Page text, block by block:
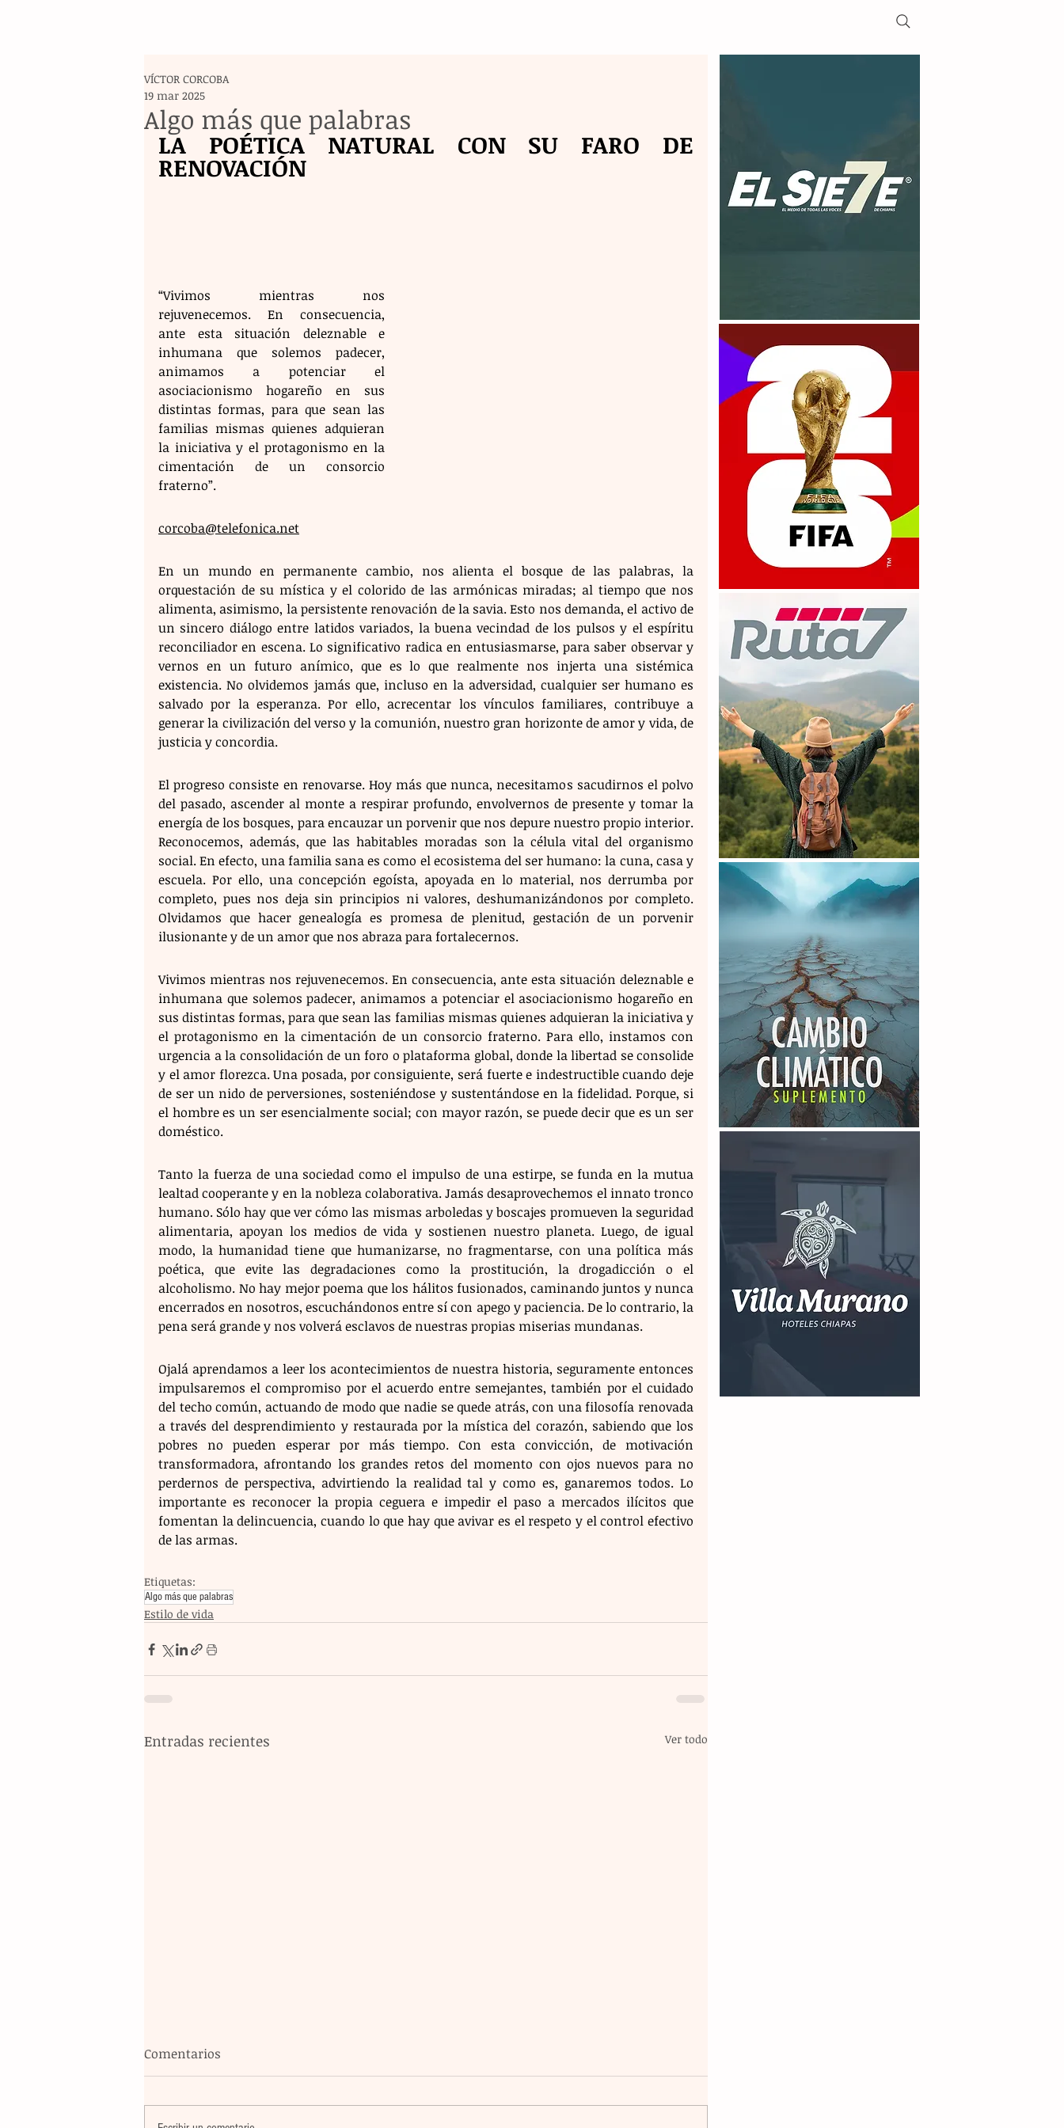
Algo más que palabras
VÍCTOR CORCOBA
19 mar 2025
LA POÉTICA NATURAL CON SU FARO DE
RENOVACIÓN
“Vivimos mientras nos
rejuvenecemos. En consecuencia,
ante esta situación deleznable e
inhumana que solemos padecer,
animamos a potenciar el
asociacionismo hogareño en sus
distintas formas, para que sean las
familias mismas quienes adquieran
la iniciativa y el protagonismo en la
cimentación de un consorcio
fraterno”.
corcoba@telefonica.net
​En un mundo en permanente cambio, nos alienta el bosque de las palabras, la
orquestación de su mística y el colorido de las armónicas miradas; al tiempo que nos
alimenta, asimismo, la persistente renovación de la savia. Esto nos demanda, el activo de
un sincero diálogo entre latidos variados, la buena vecindad de los pulsos y el espíritu
reconciliador en escena. Lo significativo radica en entusiasmarse, para saber observar y
vernos en un futuro anímico, que es lo que realmente nos injerta una sistémica
existencia. No olvidemos jamás que, incluso en la adversidad, cualquier ser humano es
salvado por la esperanza. Por ello, acrecentar los vínculos familiares, contribuye a
generar la civilización del verso y la comunión, nuestro gran horizonte de amor y vida, de
justicia y concordia.
​El progreso consiste en renovarse. Hoy más que nunca, necesitamos sacudirnos el polvo
del pasado, ascender al monte a respirar profundo, envolvernos de presente y tomar la
energía de los bosques, para encauzar un porvenir que nos depure nuestro propio interior.
Reconocemos, además, que las habitables moradas son la célula vital del organismo
social. En efecto, una familia sana es como el ecosistema del ser humano: la cuna, casa y
escuela. Por ello, una concepción egoísta, apoyada en lo material, nos derrumba por
completo, pues nos deja sin principios ni valores, deshumanizándonos por completo.
Olvidamos que hacer genealogía es promesa de plenitud, gestación de un porvenir
ilusionante y de un amor que nos abraza para fortalecernos.
​Vivimos mientras nos rejuvenecemos. En consecuencia, ante esta situación deleznable e
inhumana que solemos padecer, animamos a potenciar el asociacionismo hogareño en
sus distintas formas, para que sean las familias mismas quienes adquieran la iniciativa y
el protagonismo en la cimentación de un consorcio fraterno. Para ello, instamos con
urgencia a la consolidación de un foro o plataforma global, donde la libertad se consolide
y el amor florezca. Una posada, por consiguiente, será fuerte e indestructible cuando deje
de ser un nido de perversiones, sosteniéndose y sustentándose en la fidelidad. Porque, si
el hombre es un ser esencialmente social; con mayor razón, se puede decir que es un ser
doméstico.
​Tanto la fuerza de una sociedad como el impulso de una estirpe, se funda en la mutua
lealtad cooperante y en la nobleza colaborativa. Jamás desaprovechemos el innato tronco
humano. Sólo hay que ver cómo las mismas arboledas y boscajes promueven la seguridad
alimentaria, apoyan los medios de vida y sostienen nuestro planeta. Luego, de igual
modo, la humanidad tiene que humanizarse, no fragmentarse, con una política más
poética, que evite las degradaciones como la prostitución, la drogadicción o el
alcoholismo. No hay mejor poema que los hálitos fusionados, caminando juntos y nunca
encerrados en nosotros, escuchándonos entre sí con apego y paciencia. De lo contrario, la
pena será grande y nos volverá esclavos de nuestras propias miserias mundanas.
​Ojalá aprendamos a leer los acontecimientos de nuestra historia, seguramente entonces
impulsaremos el compromiso por el acuerdo entre semejantes, también por el cuidado
del techo común, actuando de modo que nadie se quede atrás, con una filosofía renovada
a través del desprendimiento y restaurada por la mística del corazón, sabiendo que los
pobres no pueden esperar por más tiempo. Con esta convicción, de motivación
transformadora, afrontando los grandes retos del momento con ojos nuevos para no
perdernos de perspectiva, advirtiendo la realidad tal y como es, ganaremos todos. Lo
importante es reconocer la propia ceguera e impedir el paso a mercados ilícitos que
fomentan la delincuencia, cuando lo que hay que avivar es el respeto y el control efectivo
de las armas.
Etiquetas:
Algo más que palabras
Estilo de vida
Entradas recientes Ver todo
Comentarios